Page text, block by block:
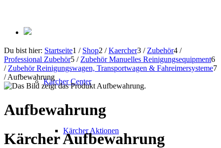
Kärcher Center
Kärcher Aktionen
Du bist hier: Startseite1 / Shop2 / Kaercher3 / Zubehör4 /
Professional Zubehör5 / Zubehör Manuelles Reinigungsequipment6
/ Zubehör Reinigungswagen, Transportwagen & Fahreimersysteme7
/ Aufbewahrung
Aufbewahrung
Kärcher Aufbewahrung